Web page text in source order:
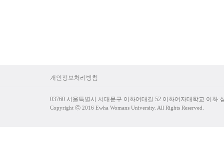
개인정보처리방침
03760 서울특별시 서대문구 이화여대길 52 이화여자대학교 이화
Copyright ⓒ 2016 Ewha Womans University. All Rights Reserved.